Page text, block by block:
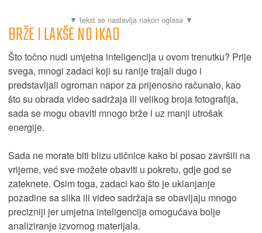
BRŽE I LAKŠE NO IKAD
Što točno nudi umjetna inteligencija u ovom trenutku? Prije
svega, mnogi zadaci koji su ranije trajali dugo i
predstavljali ogroman napor za prijenosno računalo, kao
što su obrada video sadržaja ili velikog broja fotografija,
sada se mogu obaviti mnogo brže i uz manji utrošak
energije.
Sada ne morate biti blizu utičnice kako bi posao završili na
vrijeme, već sve možete obaviti u pokretu, gdje god se
zateknete. Osim toga, zadaci kao što je uklanjanje
pozadine sa slika ili video sadržaja se obavljaju mnogo
precizniji jer umjetna inteligencija omogućava bolje
analiziranje izvornog materijala.